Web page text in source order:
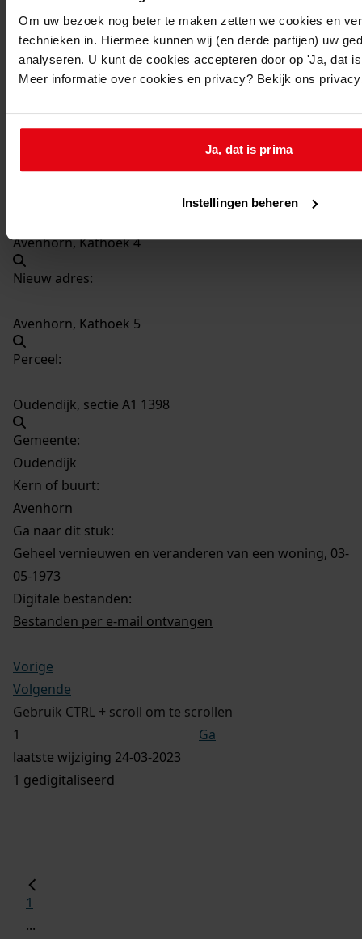
Om uw bezoek nog beter te maken zetten we cookies en
technieken in. Hiermee kunnen wij (en derde partijen) uw
analyseren. U kunt de cookies accepteren door op 'Ja, dat
Meer informatie over cookies en privacy? Bekijk ons
Ja, dat is prima
Instellingen beheren
299Geheel vernieuwen en veranderen van een
woning, 03-05-1973
Datering:
03-05-1973
Geheel vernieuwen en veranderen van een woning
03-05-1973
Avenhorn, Kathoek 4
Nieuw adres:
Avenhorn, Kathoek 5
Perceel:
Oudendijk, sectie A1 1398
Gemeente:
Oudendijk
Kern of buurt:
Avenhorn
Ga naar dit stuk:
Geheel vernieuwen en veranderen van een woning, 03-
05-1973
Digitale bestanden:
Bestanden per e-mail ontvangen
Vorige
Volgende
Gebruik CTRL + scroll om te scrollen
Ga
laatste wijziging 24-03-2023
1 gedigitaliseerd
1
...